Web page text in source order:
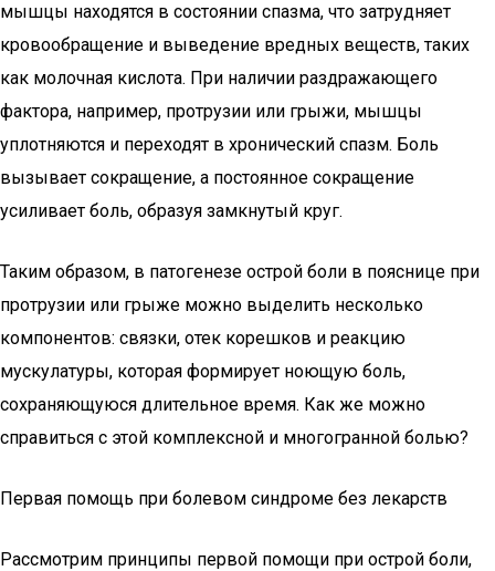
мышцы находятся в состоянии спазма, что затрудняет
кровообращение и выведение вредных веществ, таких
как молочная кислота. При наличии раздражающего
фактора, например, протрузии или грыжи, мышцы
уплотняются и переходят в хронический спазм. Боль
вызывает сокращение, а постоянное сокращение
усиливает боль, образуя замкнутый круг.
Таким образом, в патогенезе острой боли в пояснице при
протрузии или грыже можно выделить несколько
компонентов: связки, отек корешков и реакцию
мускулатуры, которая формирует ноющую боль,
сохраняющуюся длительное время. Как же можно
справиться с этой комплексной и многогранной болью?
Первая помощь при болевом синдроме без лекарств
Рассмотрим принципы первой помощи при острой боли,